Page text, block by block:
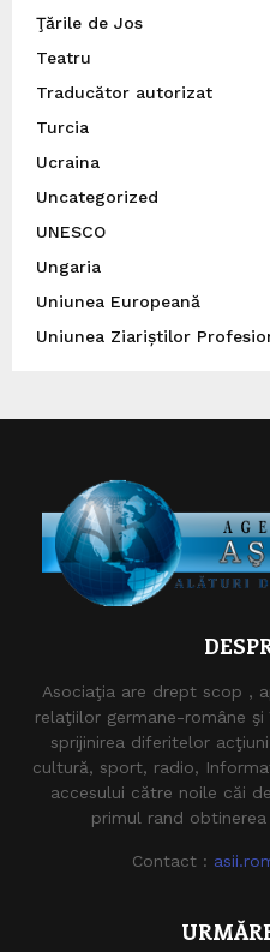
Ţările de Jos
Teatru
Traducător autorizat
Turcia
Ucraina
Uncategorized
UNESCO
Ungaria
Uniunea Europeană
Uniunea Ziariștilor
Asociaţia are drept scop ,
relaţiilor germane-române
sprijinirea diferitelor
cultură, sport, radio,
accesului către noile căi
primul rand
Contact :